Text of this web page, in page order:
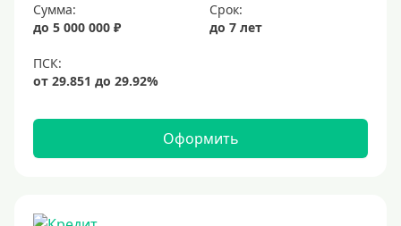
Сумма:
до 5 000 000 ₽
Срок:
до 7 лет
Оформить